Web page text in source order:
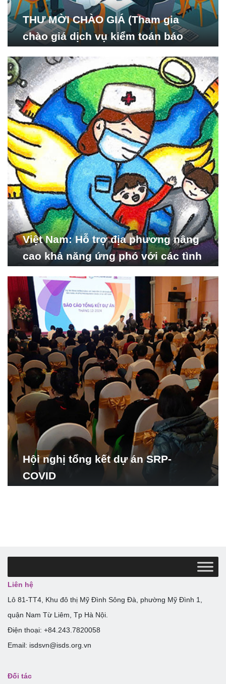
THƯ MỜI CHÀO GIÁ (Tham gia
chào giá dịch vụ kiểm toán báo
Nghiên cứu Phát triển Xã
hội_ISDS)
Việt Nam: Hỗ trợ địa phương nâng
cao khả năng ứng phó với các tình
Hội nghị tổng kết dự án SRP-
COVID
Liên hệ
Lô 81-TT4, Khu đô thị Mỹ Đình Sông Đà, phường Mỹ Đình 1,
quận Nam Từ Liêm, Tp Hà Nội.
Điện thoại: +84.243.7820058
Email: isdsvn@isds.org.vn
Đối tác